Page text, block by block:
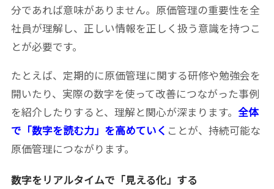
分であれば意味がありません。原価管理の重要性を全
社員が理解し、正しい情報を正しく扱う意識を持つこ
とが必要です。
たとえば、定期的に原価管理に関する研修や勉強会を
開いたり、実際の数字を使って改善につながった事例
を紹介したりすると、理解と関心が深まります。 全体
で「数字を読む力」を高めていく ことが、持続可能な
原価管理につながります。
数字をリアルタイムで「見える化」する